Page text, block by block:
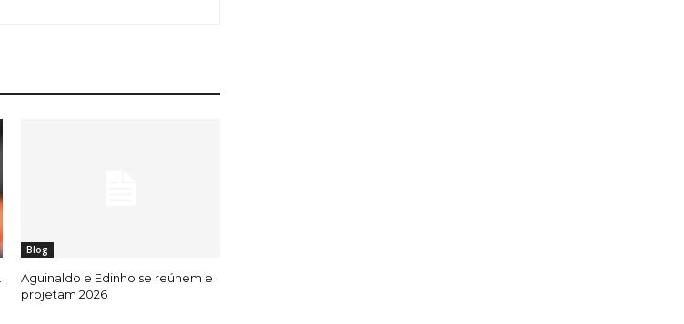
Blog
Aguinaldo e Edinho se reúnem e
projetam 2026